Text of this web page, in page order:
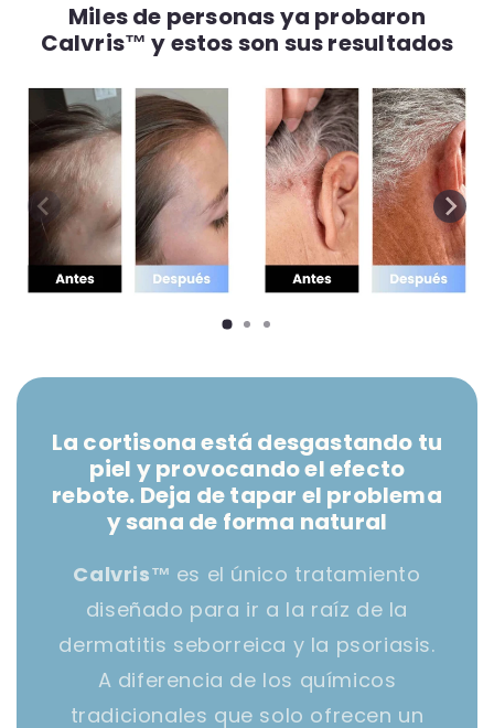
Miles de personas ya probaron
Calvris™ y estos son sus resultados
La cortisona está desgastando tu
piel y provocando el efecto
rebote. Deja de tapar el problema
y sana de forma natural
Calvris™ es el único tratamiento
diseñado para ir a la raíz de la
dermatitis seborreica y la psoriasis.
A diferencia de los químicos
tradicionales que solo ofrecen un